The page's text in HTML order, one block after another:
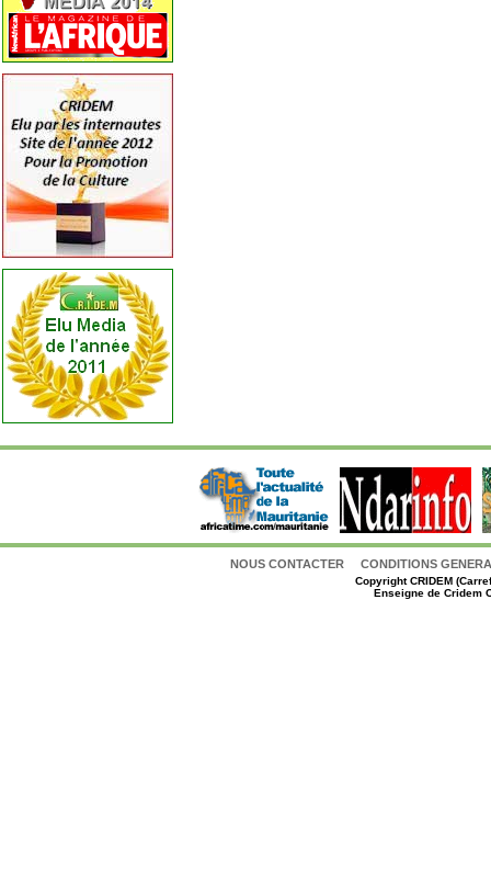
NOUS CONTACTER CONDITIONS
CopyrightCRIDEM
Enseigne de Cridem